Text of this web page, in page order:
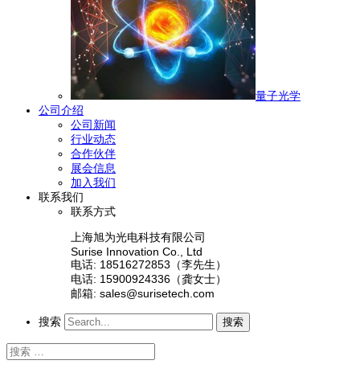
量子光学
公司介绍
公司新闻
行业动态
合作伙伴
展会信息
加入我们
联系我们
联系方式
上海旭为光电科技有限公司
Surise Innovation Co., Ltd
电话: 18516272853（李先生）
电话: 15900924336（龚女士）
邮箱: sales@surisetech.com
搜索 搜索